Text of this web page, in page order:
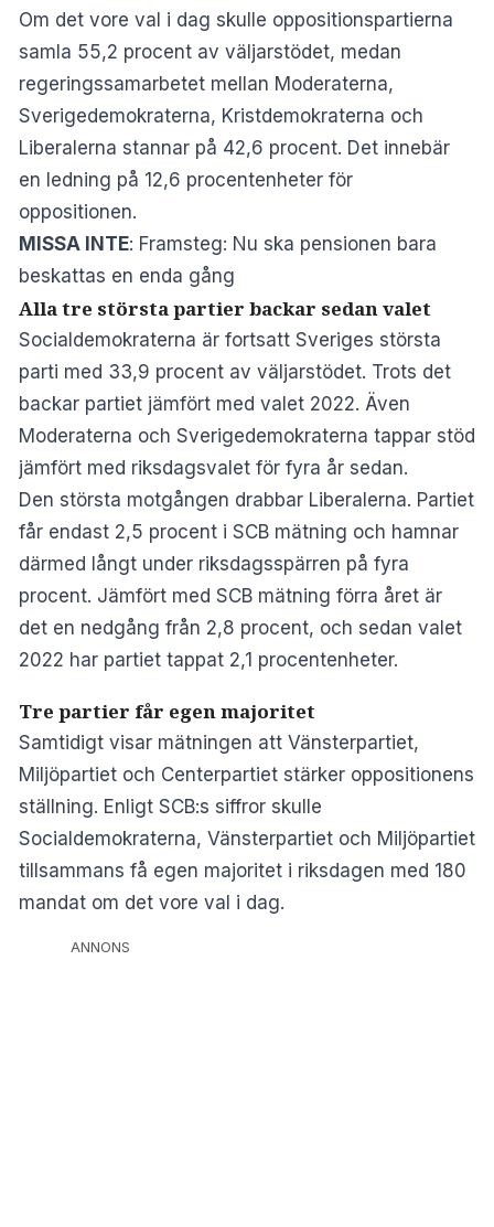
Om det vore val i dag skulle oppositionspartierna
samla 55,2 procent av väljarstödet, medan
regeringssamarbetet mellan Moderaterna,
Sverigedemokraterna, Kristdemokraterna och
Liberalerna stannar på 42,6 procent. Det innebär
en ledning på 12,6 procentenheter för
oppositionen.
MISSA INTE: Framsteg: Nu ska pensionen bara
beskattas en enda gång
Alla tre största partier backar sedan valet
Socialdemokraterna är fortsatt Sveriges största
parti med 33,9 procent av väljarstödet. Trots det
backar partiet jämfört med valet 2022. Även
Moderaterna och Sverigedemokraterna tappar stöd
jämfört med riksdagsvalet för fyra år sedan.
Den största motgången drabbar Liberalerna. Partiet
får endast 2,5 procent i SCB mätning och hamnar
därmed långt under riksdagsspärren på fyra
procent. Jämfört med SCB mätning förra året är
det en nedgång från 2,8 procent, och sedan valet
2022 har partiet tappat 2,1 procentenheter.
Tre partier får egen majoritet
Samtidigt visar mätningen att Vänsterpartiet,
Miljöpartiet och Centerpartiet stärker oppositionens
ställning. Enligt SCB:s siffror skulle
Socialdemokraterna, Vänsterpartiet och Miljöpartiet
tillsammans få egen majoritet i riksdagen med 180
mandat om det vore val i dag.
ANNONS